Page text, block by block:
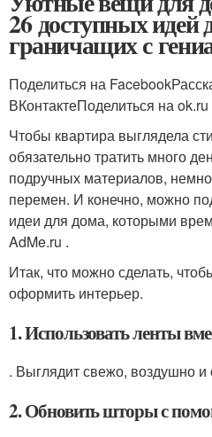
26 доступных идей
граничащих с
Поделиться на
ВКонтактеПоделиться на ok.ru
Чтобы квартира выглядела
обязательно тратить много
подручных материалов,
перемен. И конечно, можно
идеи для дома, которыми
AdMe.ru .
Итак, что можно сделать,
оформить интерьер.
1. Использовать ленты
. Выглядит свежо, воздушно и
2. Обновить шторы с